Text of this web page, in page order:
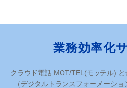
業務効率化
クラウド電話 MOT/TEL(モッテル)
（デジタルトランスフォーメーシ